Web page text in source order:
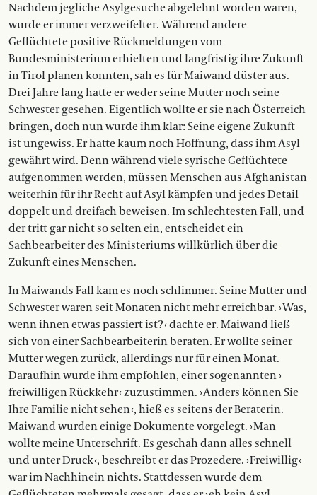
Nachdem jegliche Asylgesuche abgelehnt worden waren,
wurde er immer verzweifelter. Während andere
Geflüchtete positive Rückmeldungen vom
Bundesministerium erhielten und langfristig ihre Zukunft
in Tirol planen konnten, sah es für Maiwand düster aus.
Drei Jahre lang hatte er weder seine Mutter noch seine
Schwester gesehen. Eigentlich wollte er sie nach Österreich
bringen, doch nun wurde ihm klar: Seine ­eigene Zukunft
ist ungewiss. Er hatte kaum noch Hoffnung, dass ihm Asyl
gewährt wird. Denn während viele syrische Geflüchtete
aufgenommen werden, müssen Menschen aus Afghanistan
weiterhin für ihr Recht auf Asyl kämpfen und jedes Detail
doppelt und dreifach beweisen. Im schlechtesten Fall, und
der tritt gar nicht so selten ein, entscheidet ein
Sachbearbeiter des Ministeriums willkürlich über die
Zukunft eines Menschen.
In Maiwands Fall kam es noch schlimmer. Seine Mutter und
Schwester waren seit Monaten nicht mehr erreichbar. › Was,
wenn ihnen etwas passiert ist? ‹ dachte er. Maiwand ließ
sich von einer Sachbearbeiterin beraten. Er wollte seiner
Mutter wegen zurück, allerdings nur für einen Monat.
Daraufhin wurde ihm empfohlen, einer sogenannten ›
freiwilligen Rückkehr ‹ zuzustimmen. › Anders können Sie
Ihre Familie nicht sehen ‹, hieß es seitens der Beraterin.
Maiwand wurden einige Dokumente vorgelegt. › Man
wollte meine Unterschrift. Es geschah dann alles schnell
und unter Druck ‹, beschreibt er das Prozedere. › Freiwillig ‹
war im Nachhinein nichts. Stattdessen wurde dem